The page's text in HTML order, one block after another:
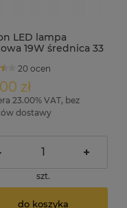
LED lampa
19W średnica 33
20 ocen
zł
23.00% VAT, bez
dostawy
+
szt.
do koszyka